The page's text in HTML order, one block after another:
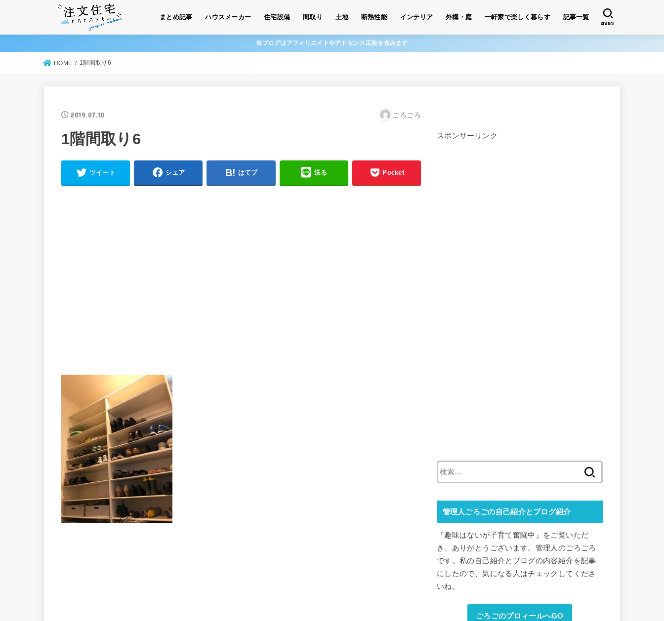
まとめ記事 ハウスメーカー 住宅設備 間取り 土地 断熱性能 インテリア 外構・庭 一軒家で楽しく暮らす 記事一覧
SEARCH
当ブログはアフィリエイトやアドセンス広告を含みます
HOME 1階間取り6
2019.07.10 ごろごろ
1階間取り6
ツイート シェア はてブ 送る Pocket
スポンサーリンク
索
管理人ごろごの自己紹介とブログ紹介
『趣味はないが子育て奮闘中』をご覧いただ
き、ありがとうございます。管理人のごろごろ
です。私の自己紹介とブログの内容紹介を記事
にしたので、気になる人はチェックしてくださ
いね。
ごろごのプロィールへGO